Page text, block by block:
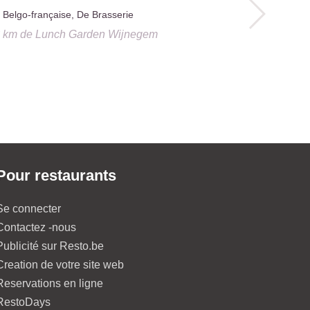
Belgo-française, De Brasserie
kmde Lunch Garden Wijnegem
restaurants
connecter
-nous
sur Resto.be
de votre site web
en ligne